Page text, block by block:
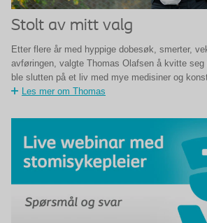
Stolt av mitt valg
Etter flere år med hyppige dobesøk, smerter,
avføringen, valgte Thomas Olafsen å kvitte
ble slutten på et liv med mye medisiner og
Les mer om Thomas